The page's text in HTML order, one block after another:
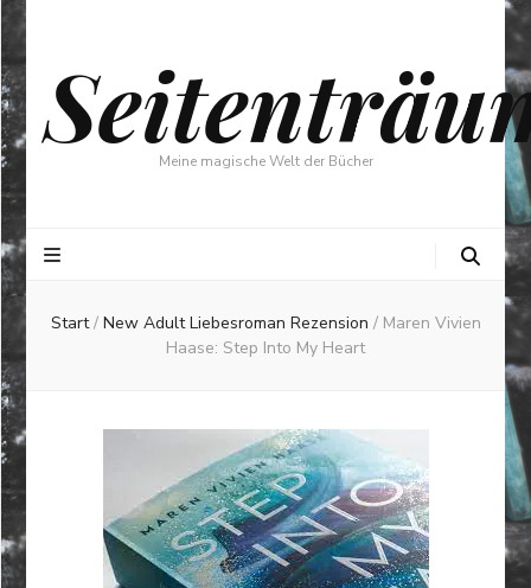
Meine magische Welt der Bücher
Start / New Adult Liebesroman Rezension / Maren Vivien
Haase: Step Into My Heart